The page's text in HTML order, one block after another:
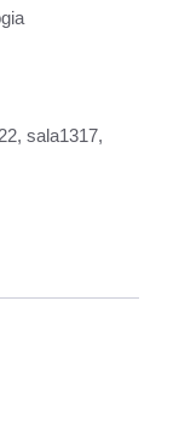
sala1317,